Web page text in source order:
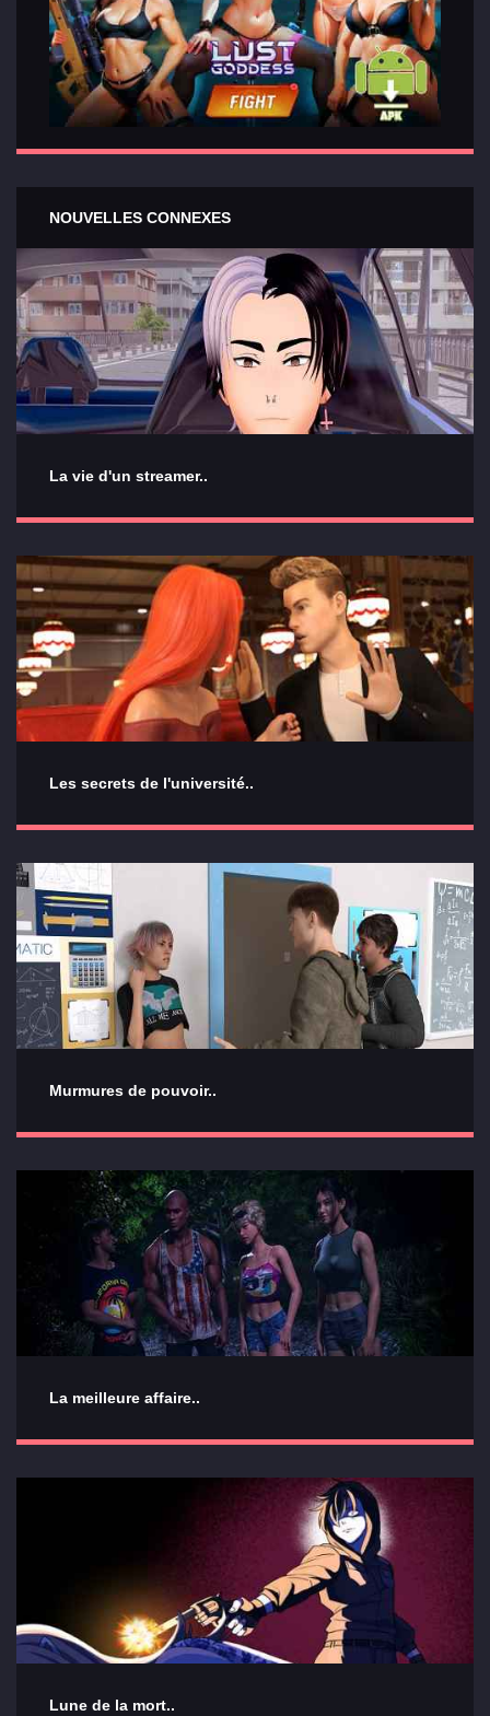
NOUVELLES CONNEXES
La vie d'un streamer..
Les secrets de l'université..
Murmures de pouvoir..
La meilleure affaire..
Lune de la mort..